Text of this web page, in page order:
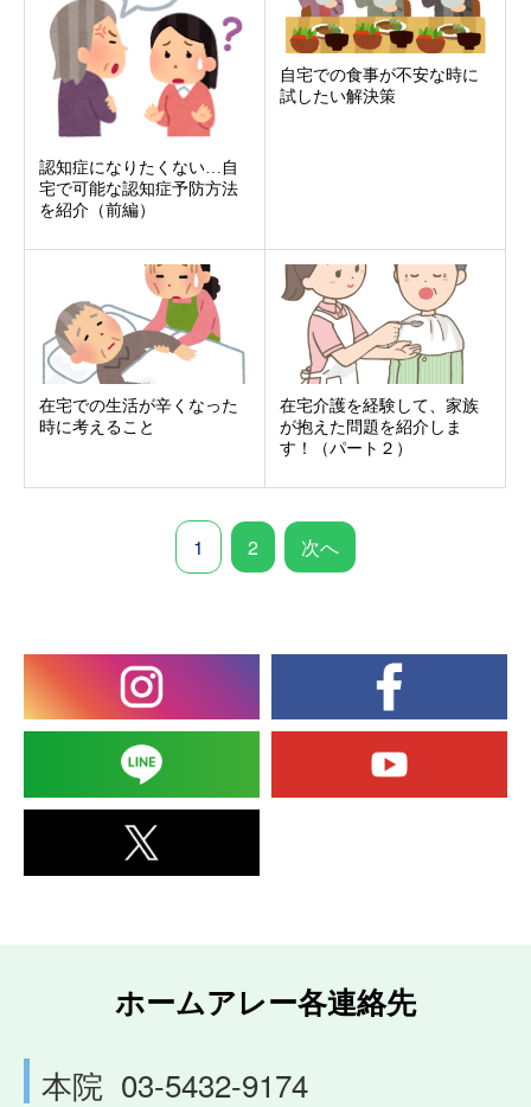
認知症になりたくない…自
宅で可能な認知症予防方法
を紹介（前編）
自宅での食事が不安な時に
試したい解決策
在宅での生活が辛くなった
時に考えること
在宅介護を経験して、家族
が抱えた問題を紹介しま
す！（パート２）
1 2 次へ
ホームアレー各連絡先
本院 03-5432-9174